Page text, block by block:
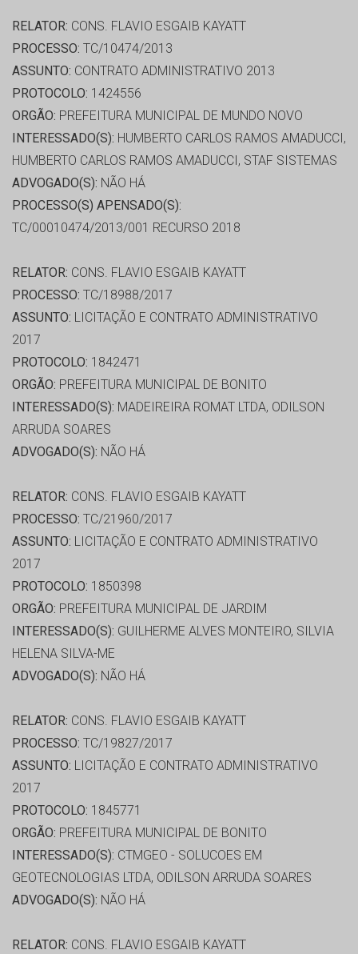
RELATOR: CONS. FLAVIO ESGAIB KAYATT
PROCESSO: TC/10474/2013
ASSUNTO: CONTRATO ADMINISTRATIVO 2013
PROTOCOLO: 1424556
ORGÃO: PREFEITURA MUNICIPAL DE MUNDO NOVO
INTERESSADO(S): HUMBERTO CARLOS RAMOS AMADUCCI,
HUMBERTO CARLOS RAMOS AMADUCCI, STAF SISTEMAS
ADVOGADO(S): NÃO HÁ
PROCESSO(S) APENSADO(S):
TC/00010474/2013/001 RECURSO 2018
RELATOR: CONS. FLAVIO ESGAIB KAYATT
PROCESSO: TC/18988/2017
ASSUNTO: LICITAÇÃO E CONTRATO ADMINISTRATIVO
2017
PROTOCOLO: 1842471
ORGÃO: PREFEITURA MUNICIPAL DE BONITO
INTERESSADO(S): MADEIREIRA ROMAT LTDA, ODILSON
ARRUDA SOARES
ADVOGADO(S): NÃO HÁ
RELATOR: CONS. FLAVIO ESGAIB KAYATT
PROCESSO: TC/21960/2017
ASSUNTO: LICITAÇÃO E CONTRATO ADMINISTRATIVO
2017
PROTOCOLO: 1850398
ORGÃO: PREFEITURA MUNICIPAL DE JARDIM
INTERESSADO(S): GUILHERME ALVES MONTEIRO, SILVIA
HELENA SILVA-ME
ADVOGADO(S): NÃO HÁ
RELATOR: CONS. FLAVIO ESGAIB KAYATT
PROCESSO: TC/19827/2017
ASSUNTO: LICITAÇÃO E CONTRATO ADMINISTRATIVO
2017
PROTOCOLO: 1845771
ORGÃO: PREFEITURA MUNICIPAL DE BONITO
INTERESSADO(S): CTMGEO - SOLUCOES EM
GEOTECNOLOGIAS LTDA, ODILSON ARRUDA SOARES
ADVOGADO(S): NÃO HÁ
RELATOR: CONS. FLAVIO ESGAIB KAYATT